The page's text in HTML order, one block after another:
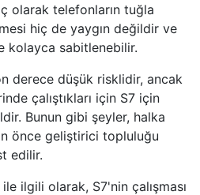
olarak telefonların tuğla
hiç de yaygın değildir ve
kolayca sabitlenebilir.
derece düşük risklidir, ancak
çalıştıkları için S7 için
Bunun gibi şeyler, halka
önce geliştirici topluluğu
edilir.
ilgili olarak, S7'nin çalışması